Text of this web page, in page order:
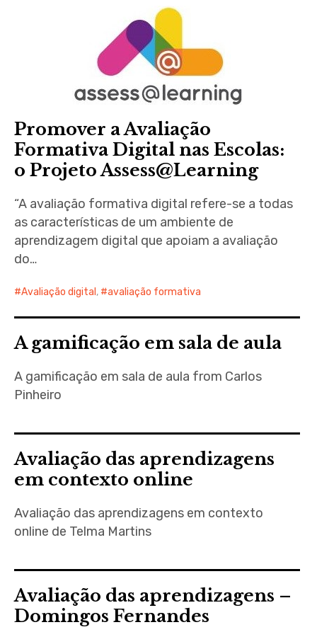
Promover a Avaliação
Formativa Digital nas Escolas:
o Projeto Assess@Learning
“A avaliação formativa digital refere-se a todas
as características de um ambiente de
aprendizagem digital que apoiam a avaliação
do…
Avaliação digital , avaliação formativa
A gamificação em sala de aula
A gamificação em sala de aula from Carlos
Pinheiro
Avaliação das aprendizagens
em contexto online
Avaliação das aprendizagens em contexto
online de Telma Martins
Avaliação das aprendizagens –
Domingos Fernandes